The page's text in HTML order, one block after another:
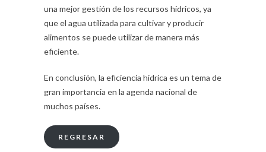
una mejor gestión de los recursos hídricos, ya
que el agua utilizada para cultivar y producir
alimentos se puede utilizar de manera más
eficiente.
En conclusión, la eficiencia hídrica es un tema de
gran importancia en la agenda nacional de
muchos países.
REGRESAR